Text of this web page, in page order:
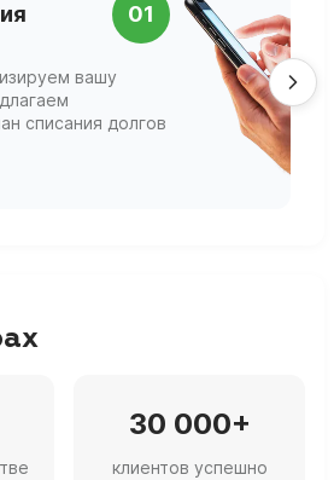
01
вашу
списания долгов
30 000+
клиентов успешно